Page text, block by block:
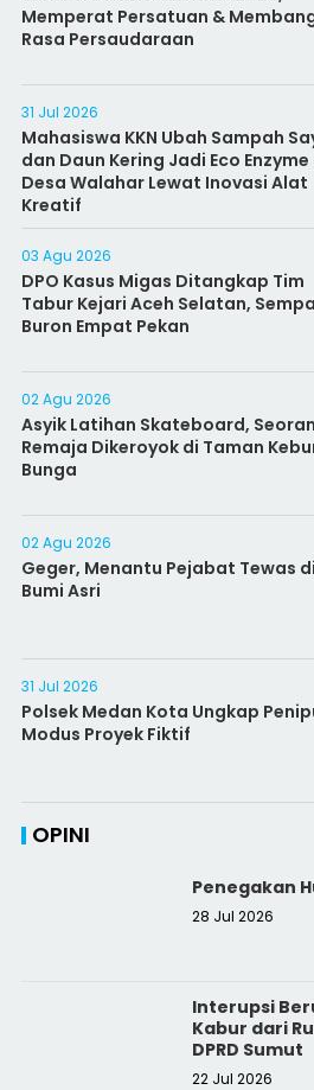
Memperat Persatuan &
Rasa Persaudaraan
31 Jul 2026
Mahasiswa KKN Ubah Sampah
dan Daun Kering Jadi Eco Enzyme
Desa Walahar Lewat Inovasi Alat
Kreatif
03 Agu 2026
DPO Kasus Migas Ditangkap Tim
Tabur Kejari Aceh Selatan,
Buron Empat Pekan
02 Agu 2026
Asyik Latihan Skateboard,
Remaja Dikeroyok di Taman
Bunga
02 Agu 2026
Geger, Menantu Pejabat Tewas di
Bumi Asri
31 Jul 2026
Polsek Medan Kota Ungkap
Modus Proyek Fiktif
OPINI
Penegakan
28 Jul 2026
Interupsi
Kabur dari
DPRD Sumut
22 Jul 2026